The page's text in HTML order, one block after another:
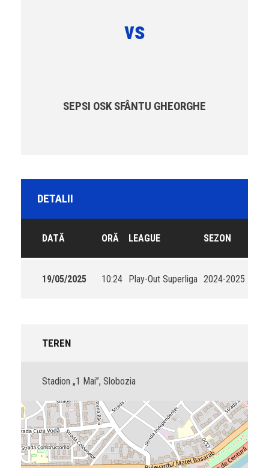
vs
SEPSI OSK SFÂNTU GHEORGHE
DETALII
DATĂ ORĂ LEAGUE SEZON
19/05/2025 10:24 Play-Out Superliga 2024-2025
TEREN
Stadion „1 Mai”, Slobozia